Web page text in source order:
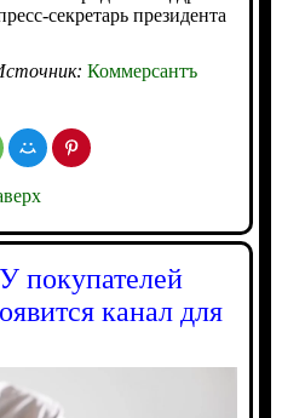
секретарь президента
Коммерсантъ
покупателей
канал для